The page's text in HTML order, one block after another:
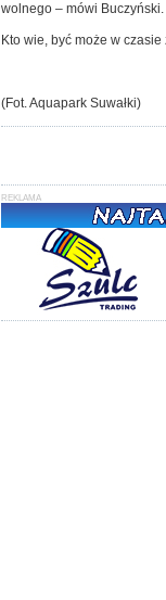
wolnego – mówi Buczyński.
Kto wie, być może w
(Fot. Aquapark Suwałki)